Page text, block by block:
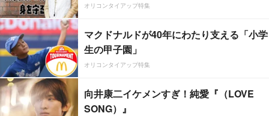
オリコンタイアップ特集
マクドナルドが40年にわたり支える「小学
生の甲子園」
オリコンタイアップ特集
向井康二イケメンすぎ！純愛『（LOVE
SONG）』